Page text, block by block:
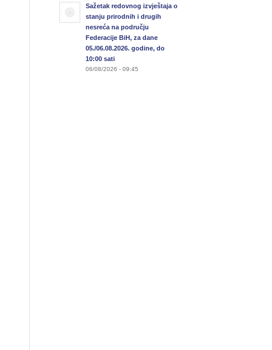
Sažetak redovnog izvještaja o
stanju prirodnih i drugih
nesreća na području
Federacije BiH, za dane
05./06.08.2026. godine, do
10:00 sati
06/08/2026 - 09:45